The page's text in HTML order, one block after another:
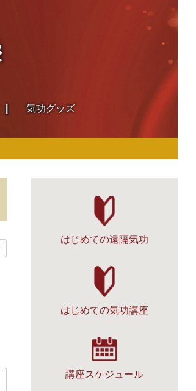
気功グッズ
はじめての遠隔気功
はじめての気功講座
講座スケジュール